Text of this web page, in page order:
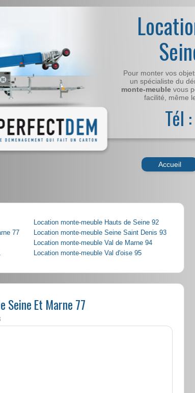
Pour monter vos
un spécialiste du
monte-meuble vous
facilité, même
Tél
Accueil
77
Location monte-meuble Hauts de Seine 92
Location monte-meuble Seine Saint Denis 93
Location monte-meuble Val de Marne 94
Location monte-meuble Val d'oise 95
Seine Et Marne 77